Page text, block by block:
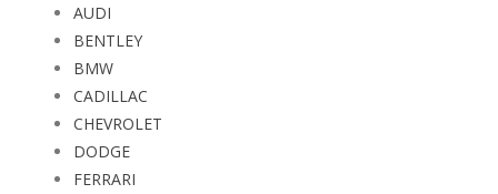
AUDI
BENTLEY
BMW
CADILLAC
CHEVROLET
DODGE
FERRARI